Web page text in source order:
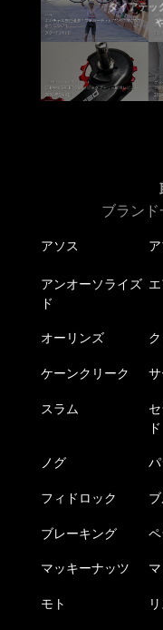
ダイアテッ
ブランド
アソス
アンオーソライズ
ド
オーリンズ
ケーンクリーク
スラム
ド
ノグ
フィドロック
ブレーキング
マッキーナッツ
モト